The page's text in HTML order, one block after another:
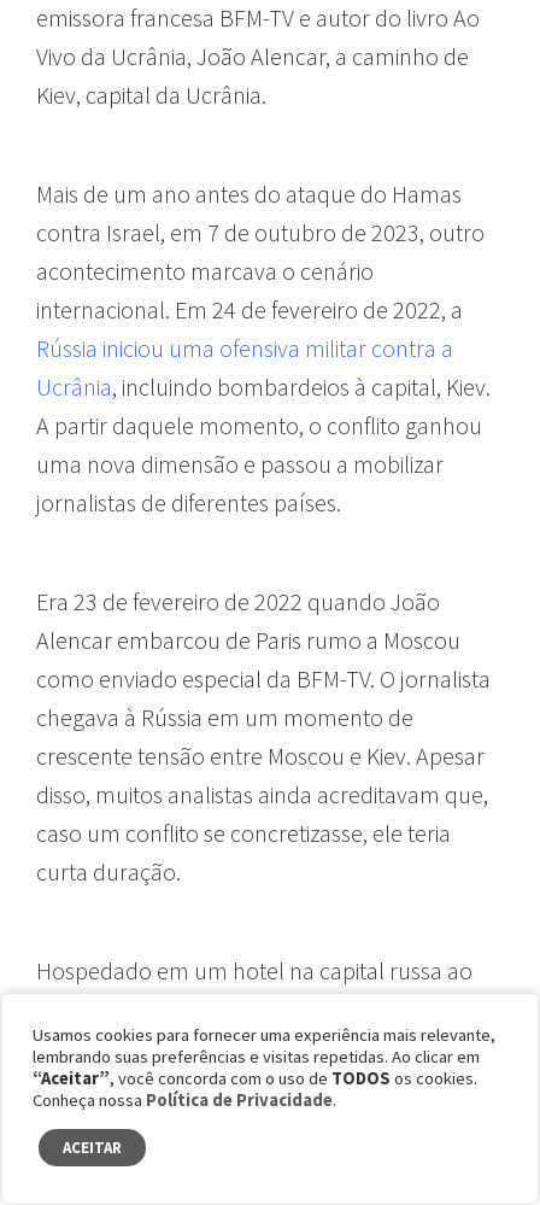
emissora francesa BFM-TV e autor do livro Ao
Vivo da Ucrânia, João Alencar, a caminho de
Kiev, capital da Ucrânia.
Mais de um ano antes do ataque do Hamas
contra Israel, em 7 de outubro de 2023, outro
acontecimento marcava o cenário
internacional. Em 24 de fevereiro de 2022, a
Rússia iniciou uma ofensiva militar contra a
Ucrânia, incluindo bombardeios à capital, Kiev.
A partir daquele momento, o conflito ganhou
uma nova dimensão e passou a mobilizar
jornalistas de diferentes países.
Era 23 de fevereiro de 2022 quando João
Alencar embarcou de Paris rumo a Moscou
como enviado especial da BFM-TV. O jornalista
chegava à Rússia em um momento de
crescente tensão entre Moscou e Kiev. Apesar
disso, muitos analistas ainda acreditavam que,
caso um conflito se concretizasse, ele teria
curta duração.
Hospedado em um hotel na capital russa ao
por apenas algumas horas quando acordou e
ligou a televisão.
Usamos cookies para fornecer uma experiência mais relevante,
lembrando suas preferências e visitas repetidas. Ao clicar em
“Aceitar”, você concorda com o uso de TODOS os cookies.
Conheça nossa Política de Privacidade.
ACEITAR